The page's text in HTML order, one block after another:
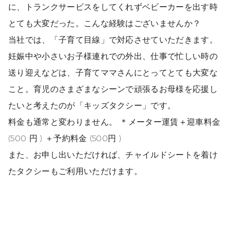
に、トランクサービスをしてくれずベビーカーを出す時
とても大変だった。こんな経験はございませんか？
当社では、「子育て目線」で対応させていただきます。
妊娠中や小さいお子様連れでの外出、仕事で忙しい時の
送り迎えなどは、子育てママさんにとってとても大変な
こと。育児のさまざまなシーンで頑張るお母様を応援し
たいと考えたのが「キッズタクシー」です。
料金も通常と変わりません。 ＊メーター運賃＋迎車料金
(500 円 ) ＋予約料金 (500円 )
また、お申し出いただければ、チャイルドシートを着け
たタクシーもご利用いただけます。